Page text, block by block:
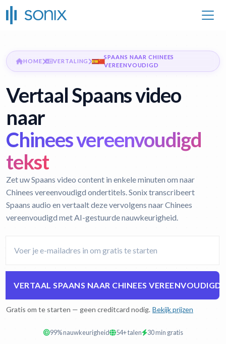
HOME VERTALING
SPAANS NAAR CHINEES
VEREENVOUDIGD
Vertaal Spaans video
naar
Chinees vereenvoudigd
tekst
Zet uw Spaans video content in enkele minuten om naar
Chinees vereenvoudigd ondertitels. Sonix transcribeert
Spaans audio en vertaalt deze vervolgens naar Chinees
vereenvoudigd met AI-gestuurde nauwkeurigheid.
VERTAAL SPAANS NAAR CHINEES VEREENVOUDIGD
Gratis om te starten — geen creditcard nodig. Bekijk prijzen
99% nauwkeurigheid 54+ talen 30 min gratis